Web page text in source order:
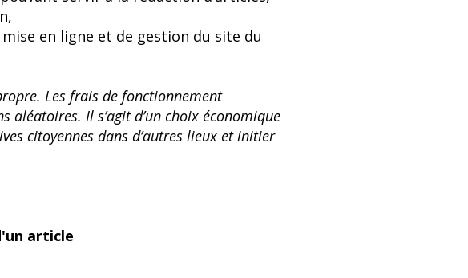
en ligne et de gestion du site du
Les frais de fonctionnement
Il s’agit d’un choix économique
citoyennes dans d’autres lieux et initier
article